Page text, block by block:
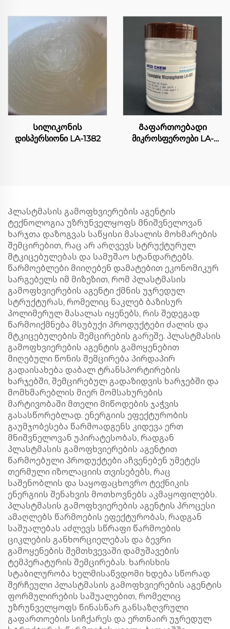
Სილიკონის
დისპერსიონი LA-1382
Გაფართოებადი
მიკროსფეროები LA-
Პლასტმასის გამოფხვიერების აგენტის
ტექნოლოგია უზრუნველყოფს მნიშვნელოვან
ხარჯთა დაზოგვას საწყისი მასალის მოხმარების
შემცირებით, რაც არ არღვევს სტრუქტურულ
მტკიცებულებას და სამუშაო სტანდარტებს.
წარმოებლები მიიღებენ დამატებით ეკონომიკურ
სარგებელს იმ მიზეზით, რომ პლასტმასის
გამოფხვიერების აგენტი ქმნის უჯრედულ
სტრუქტურას, რომელიც ნაკლებ ბაზისურ
პოლიმერულ მასალას იყენებს, რის შედეგად
წარმოიქმნება მსუბუქი პროდუქტები ძალის და
მტკიცებულების შემცირების გარეშე. პლასტმასის
გამოფხვიერების აგენტის გამოყენებით
მიღებული წონის შემცირება პირდაპირ
გადაისახება დაბალ ტრანსპორტირების
ხარჯებში, შემცირებულ გადაზიდვის ხარჯებში და
მომხმარებლის მიერ მომსახურების
მარტივობაში მთელი მიწოდების ჯაჭვის
გასასწორებლად. ენერგიის ეფექტურობის
გაუმჯობესება წარმოადგენს კიდევა ერთ
მნიშვნელოვან უპირატესობას, რადგან
პლასტმასის გამოფხვიერების აგენტით
წარმოებული პროდუქტები აჩვენებენ უმეტეს
თერმული იზოლაციის თვისებებს, რაც
საშენობლის და საყოფაცხოვრო ტექნიკის
ენერგიის შენახვის მოთხოვნებს აკმაყოფილებს.
პლასტმასის გამოფხვიერების აგენტის პროცესი
ამაღლებს წარმოების ეფექტურობას, რადგან
საშუალებას აძლევს სწრაფი წარმოების
ციკლების განხორციელებას და ბევრი
გამოყენების შემთხვევაში დამუშავების
ტემპერატურის შემცირებას. ხარისხის
სტაბილურობა ხელმისაწვდომი ხდება სწორად
შერჩეული პლასტმასის გამოფხვიერების აგენტის
ფორმულირების საშუალებით, რომელიც
უზრუნველყოფს წინასწარ განსაზღვრული
გაფართოების სიჩქარეს და ერთნაირ უჯრედულ